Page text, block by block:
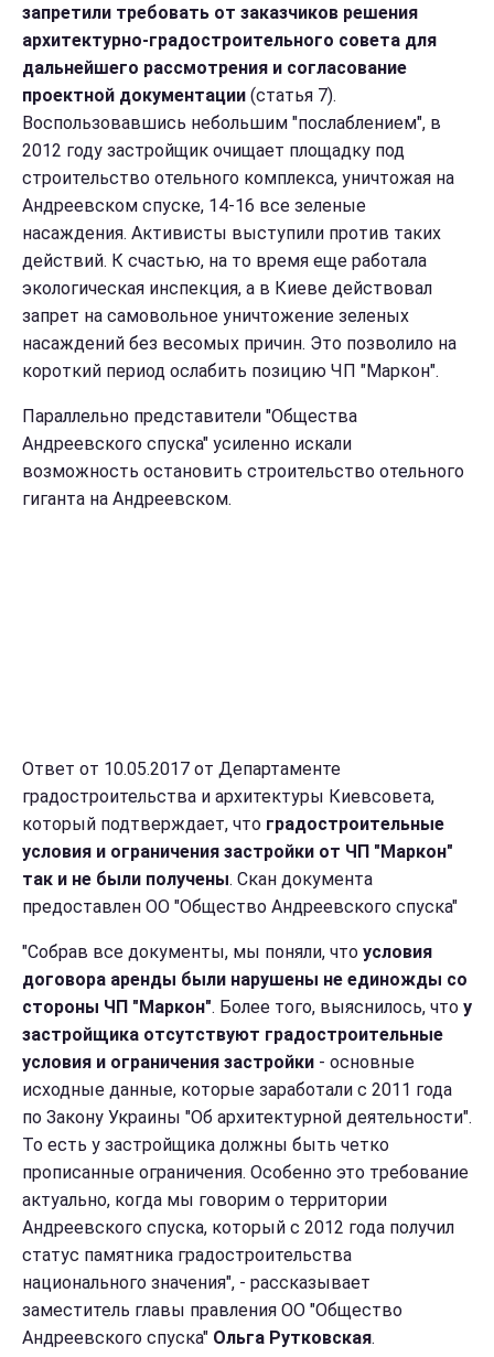
запретили требовать от заказчиков решения
архитектурно-градостроительного совета для
дальнейшего рассмотрения и согласование
проектной документации (статья 7).
Воспользовавшись небольшим "послаблением", в
2012 году застройщик очищает площадку под
строительство отельного комплекса, уничтожая на
Андреевском спуске, 14-16 все зеленые
насаждения. Активисты выступили против таких
действий. К счастью, на то время еще работала
экологическая инспекция, а в Киеве действовал
запрет на самовольное уничтожение зеленых
насаждений без весомых причин. Это позволило на
короткий период ослабить позицию ЧП "Маркон".
Параллельно представители "Общества
Андреевского спуска" усиленно искали
возможность остановить строительство отельного
гиганта на Андреевском.
Ответ от 10.05.2017 от Департаменте
градостроительства и архитектуры Киевсовета,
который подтверждает, что градостроительные
условия и ограничения застройки от ЧП "Маркон"
так и не были получены. Скан документа
предоставлен ОО "Общество Андреевского спуска"
"Собрав все документы, мы поняли, что условия
договора аренды были нарушены не единожды со
стороны ЧП "Маркон". Более того, выяснилось, что у
застройщика отсутствуют градостроительные
условия и ограничения застройки - основные
исходные данные, которые заработали с 2011 года
по Закону Украины "Об архитектурной деятельности".
То есть у застройщика должны быть четко
прописанные ограничения. Особенно это требование
актуально, когда мы говорим о территории
Андреевского спуска, который с 2012 года получил
статус памятника градостроительства
национального значения", - рассказывает
заместитель главы правления ОО "Общество
Андреевского спуска" Ольга Рутковская.